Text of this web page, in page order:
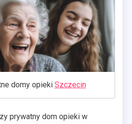
domy opieki Szczecin
prywatny dom opieki w